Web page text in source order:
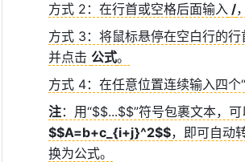
方式 2：在行首或空格后面输入 /
方式 3：将鼠标悬停在空白行的
并点击 公式。
方式 4：在任意位置连续输入四个
注
$$A=b+c_{i+j}^2$$，即可自动
换为公式。